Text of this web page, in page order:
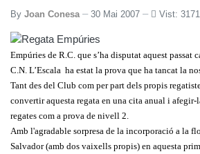
By Joan Conesa 30 Mai 2007 Vist: 3171
Empúries de R.C. que s’ha disputat aquest passat
C.N. L’Escala ha estat la prova que ha tancat la
Tant des del Club com per part dels propis
convertir aquesta regata en una cita anual i
regates com a prova de nivell 2.
Amb l'agradable sorpresa de la incorporació a la
Salvador (amb dos vaixells propis) en aquesta